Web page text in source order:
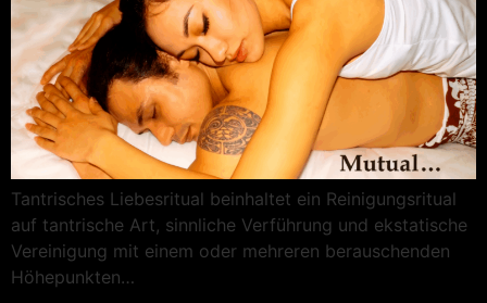
Tantrisches Liebesritual beinhaltet ein Reinigungsritual
auf tantrische Art, sinnliche Verführung und ekstatische
Vereinigung mit einem oder mehreren berauschenden
Höhepunkten…